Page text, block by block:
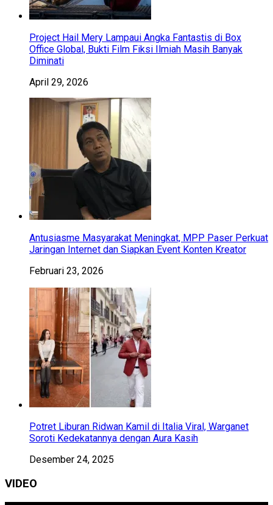
Project Hail Mery Lampaui Angka Fantastis di Box
Office Global, Bukti Film Fiksi Ilmiah Masih Banyak
Diminati
April 29, 2026
Antusiasme Masyarakat Meningkat, MPP Paser Perkuat
Jaringan Internet dan Siapkan Event Konten Kreator
Februari 23, 2026
Potret Liburan Ridwan Kamil di Italia Viral, Warganet
Soroti Kedekatannya dengan Aura Kasih
Desember 24, 2025
VIDEO